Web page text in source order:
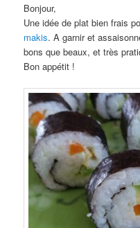
Bonjour,
Une idée de plat bien frais
makis. A garnir et
bons que beaux, et très
Bon appétit !